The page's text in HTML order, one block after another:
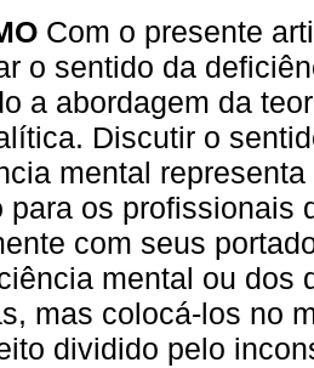
Com o presente
o sentido da
a abordagem da
Discutir o
mental
para os profissionais
com seus
mental ou dos
mas colocá-los no
dividido pelo